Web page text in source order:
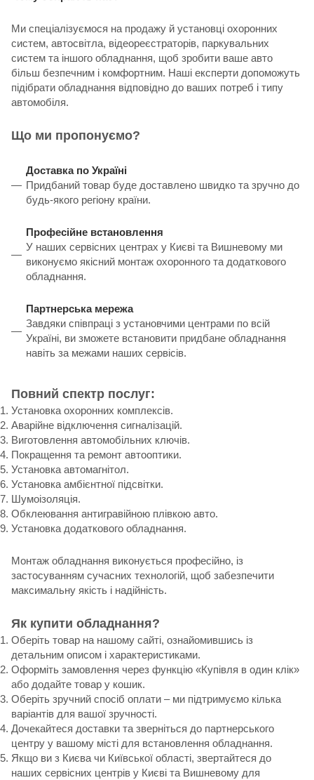
Ми спеціалізуємося на продажу й установці охоронних
систем, автосвітла, відеореєстраторів, паркувальних
систем та іншого обладнання, щоб зробити ваше авто
більш безпечним і комфортним. Наші експерти допоможуть
підібрати обладнання відповідно до ваших потреб і типу
автомобіля.
Що ми пропонуємо?
Доставка по Україні
Придбаний товар буде доставлено швидко та зручно до
будь-якого регіону країни.
Професійне встановлення
У наших сервісних центрах у Києві та Вишневому ми
виконуємо якісний монтаж охоронного та додаткового
обладнання.
Партнерська мережа
Завдяки співпраці з установчими центрами по всій
Україні, ви зможете встановити придбане обладнання
навіть за межами наших сервісів.
Повний спектр послуг:
Установка охоронних комплексів.
Аварійне відключення сигналізацій.
Виготовлення автомобільних ключів.
Покращення та ремонт автооптики.
Установка автомагнітол.
Установка амбієнтної підсвітки.
Шумоізоляція.
Обклеювання антигравійною плівкою авто.
Установка додаткового обладнання.
Монтаж обладнання виконується професійно, із
застосуванням сучасних технологій, щоб забезпечити
максимальну якість і надійність.
Як купити обладнання?
Оберіть товар на нашому сайті, ознайомившись із
детальним описом і характеристиками.
Оформіть замовлення через функцію «Купівля в один клік»
або додайте товар у кошик.
Оберіть зручний спосіб оплати – ми підтримуємо кілька
варіантів для вашої зручності.
Дочекайтеся доставки та зверніться до партнерського
центру у вашому місті для встановлення обладнання.
Якщо ви з Києва чи Київської області, звертайтеся до
наших сервісних центрів у Києві та Вишневому для